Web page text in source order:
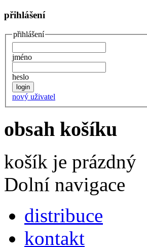
přihlášení
přihlášení
jméno
heslo
nový uživatel
obsah košíku
košík je prázdný
Dolní navigace
distribuce
kontakt